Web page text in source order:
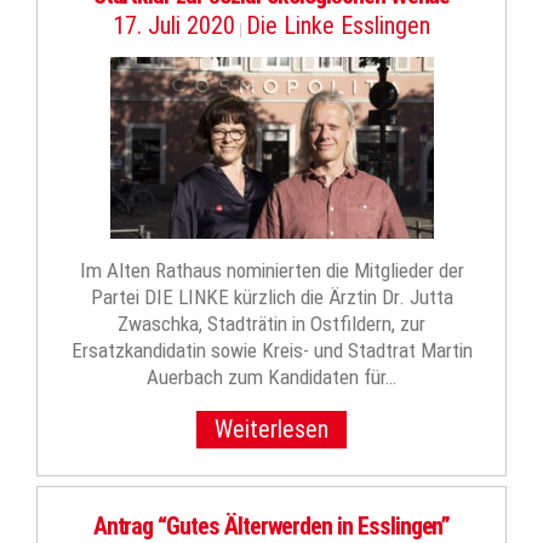
17. Juli 2020 | Die Linke Esslingen
Im Alten Rathaus nominierten die Mitglieder der
Partei DIE LINKE kürzlich die Ärztin Dr. Jutta
Zwaschka, Stadträtin in Ostfildern, zur
Ersatzkandidatin sowie Kreis- und Stadtrat Martin
Auerbach zum Kandidaten für…
Weiterlesen
Antrag “Gutes Älterwerden in Esslingen”